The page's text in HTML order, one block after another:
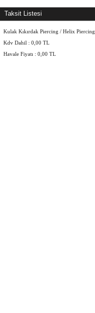
Taksit Listesi
Kulak Kıkırdak Piercing / Helix Piercing
Kdv Dahil : 0,00 TL
Havale Fiyatı : 0,00 TL